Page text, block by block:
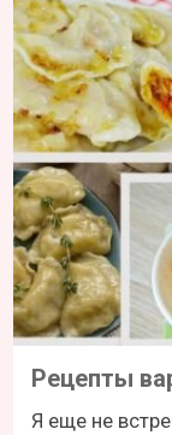
Рецепты
Я еще не